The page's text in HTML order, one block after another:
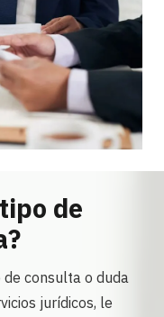
de
consulta o duda
jurídicos, le